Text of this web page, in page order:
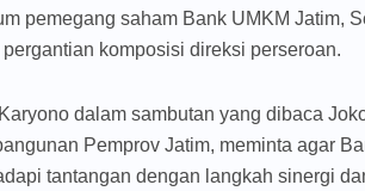
pemegang saham Bank UMKM Jatim,
komposisi direksi perseroan.
dalam sambutan yang dibaca
Pemprov Jatim, meminta agar
tantangan dengan langkah sinergi